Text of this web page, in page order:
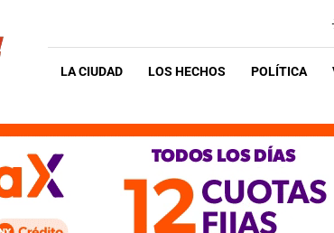
LA CIUDAD LOS HECHOS POLÍTICA